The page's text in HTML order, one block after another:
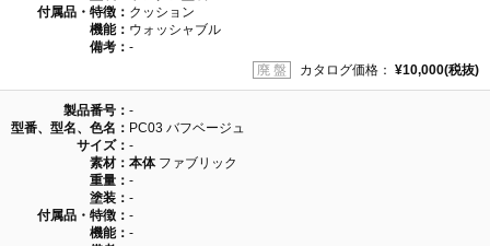
付属品・特徴： クッション
機能： ウォッシャブル
備考： -
廃 盤
カタログ価格： ¥10,000(税抜)
製品番号： -
型番、型名、色名： PC03 バフベージュ
サイズ： -
素材： 本体ファブリック
重量： -
塗装： -
付属品・特徴： -
機能： -